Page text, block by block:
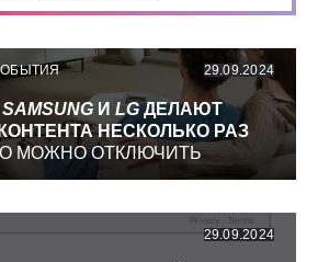
29.09.2024
SAMSUNG И LGДЕЛАЮТ
НЕСКОЛЬКО РАЗ
МОЖНО ОТКЛЮЧИТЬ
29.09.2024